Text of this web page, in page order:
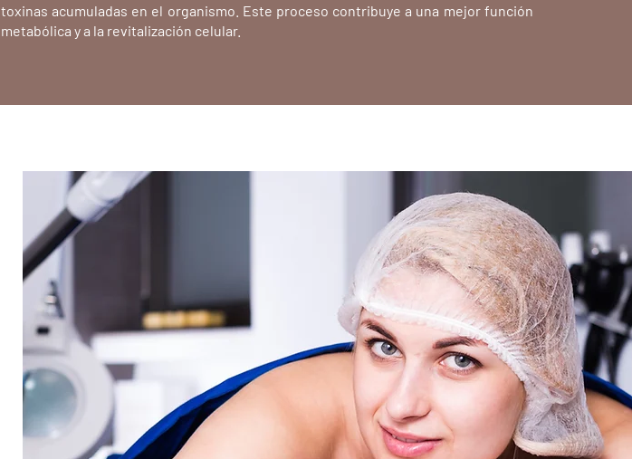
toxinas acumuladas en el organismo. Este proceso contribuye a una mejor función
metabólica y a la revitalización celular.